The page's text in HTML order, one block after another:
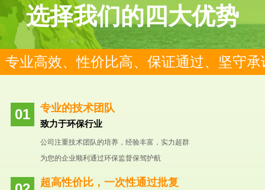
选择我们的四大优势
专业高效、性价比高、保证通过、坚守承
专业的技术团队
致力于环保行业
公司注重技术团队的培养，经验丰富，实力超群
为您的企业顺利通过环保监督保驾护航
超高性价比，一次性通过批复